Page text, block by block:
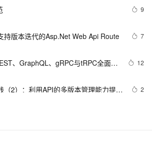
9
持版本迭代的Asp.Net Web Api Route 7
、GraphQL、gRPC与tRPC全面解
12
（2）：利用API的多版本管理能力提升
2
明
map api key